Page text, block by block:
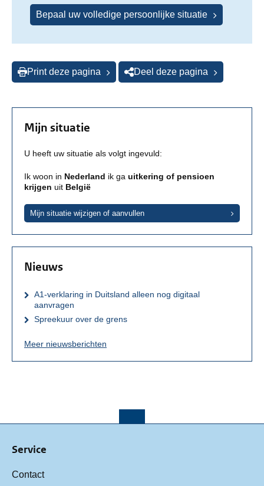
Bepaal uw volledige persoonlijke situatie
Print deze pagina Deel deze pagina
Mijn situatie
U heeft uw situatie als volgt ingevuld:
Ik woon in Nederland ik ga uitkering of pensioen
krijgen uit België
Mijn situatie wijzigen of aanvullen
Nieuws
A1-verklaring in Duitsland alleen nog digitaal
aanvragen
Spreekuur over de grens
Meer nieuwsberichten
Service
Contact